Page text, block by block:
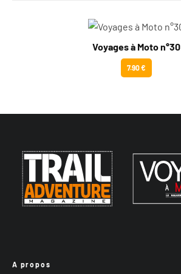
Voyages à Moto n°30
7.90 €
A propos